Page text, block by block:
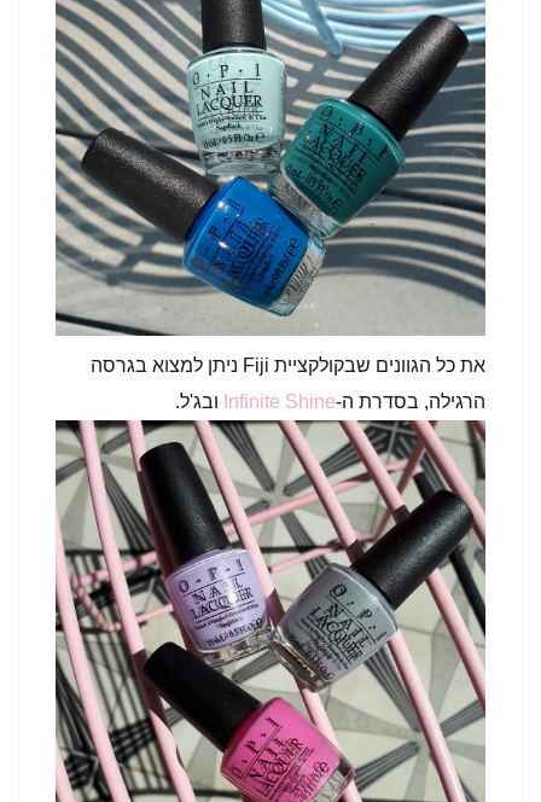
את כל הגוונים שבקולקציית Fiji ניתן למצוא בגרסה
הרגילה, בסדרת ה-Infinite Shine ובג'ל.